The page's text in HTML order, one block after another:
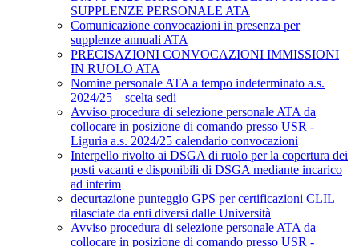
SUPPLENZE PERSONALE ATA
Comunicazione convocazioni in presenza per
supplenze annuali ATA
PRECISAZIONI CONVOCAZIONI IMMISSIONI
IN RUOLO ATA
Nomine personale ATA a tempo indeterminato a.s.
2024/25 – scelta sedi
Avviso procedura di selezione personale ATA da
collocare in posizione di comando presso USR -
Liguria a.s. 2024/25 calendario convocazioni
Interpello rivolto ai DSGA di ruolo per la copertura dei
posti vacanti e disponibili di DSGA mediante incarico
ad interim
decurtazione punteggio GPS per certificazioni CLIL
rilasciate da enti diversi dalle Università
Avviso procedura di selezione personale ATA da
collocare in posizione di comando presso USR -